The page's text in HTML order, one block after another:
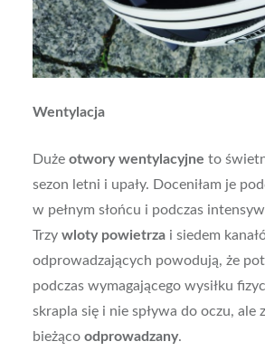
Wentylacja
Duże otwory wentylacyjne to
sezon letni i upały. Doceniłam je
w pełnym słońcu i podczas
Trzy wloty powietrzai siedem
odprowadzających powodują, że
podczas wymagającego wysiłku
skrapla się i nie spływa do oczu, ale
bieżąco odprowadzany.